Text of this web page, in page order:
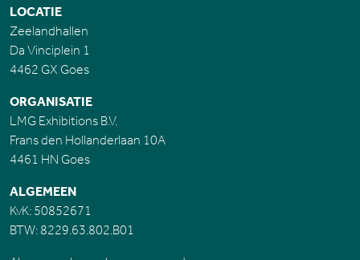
LOCATIE
Zeelandhallen
Da Vinciplein 1
4462 GX Goes
ORGANISATIE
LMG Exhibitions B.V.
Frans den Hollanderlaan 10A
4461 HN Goes
ALGEMEEN
KvK: 50852671
BTW: 8229.63.802.B01